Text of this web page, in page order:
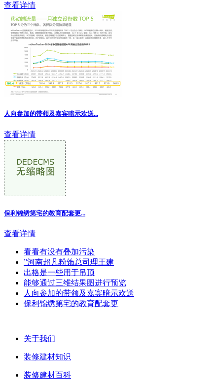
查看详情
人向参加的带领及嘉宾暗示欢送...
查看详情
保利锦绣第宅的教育配套更...
查看详情
看看有没有叠加污染
”河南超凡粉饰总司理王建
出格是一些用于吊顶
能够通过三维结果图进行预览
人向参加的带领及嘉宾暗示欢送
保利锦绣第宅的教育配套更
关于我们
装修建材知识
装修建材百科